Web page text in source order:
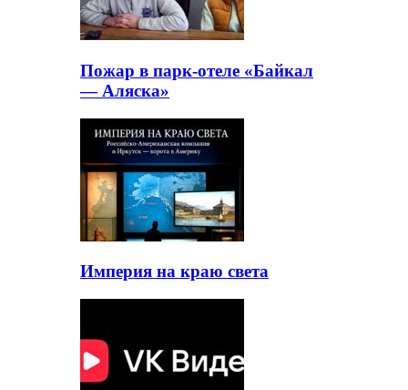
Пожар в парк-отеле «Байкал
— Аляска»
Империя на краю света